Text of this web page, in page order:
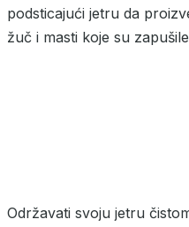
podsticajući jetru da
žuč i masti koje su
Održavati svoju jetru